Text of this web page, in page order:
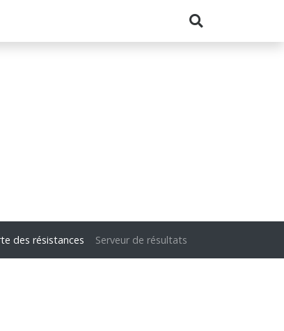
des résistances Serveur de résultats